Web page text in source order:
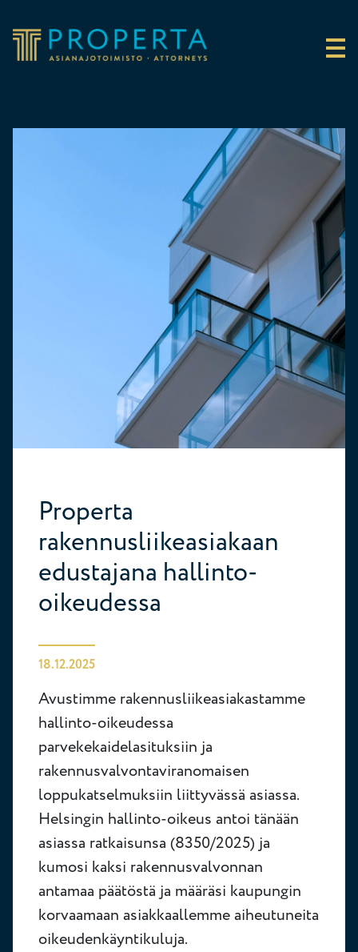
Properta
Properta
rakennusliikeasiakaan
edustajana hallinto-
oikeudessa
18.12.2025
Avustimme rakennusliikeasiakastamme
hallinto-oikeudessa
parvekekaidelasituksiin ja
rakennusvalvontaviranomaisen
loppukatselmuksiin liittyvässä asiassa.
Helsingin hallinto-oikeus antoi tänään
asiassa ratkaisunsa (8350/2025) ja
kumosi kaksi rakennusvalvonnan
antamaa päätöstä ja määräsi kaupungin
korvaamaan asiakkaallemme aiheutuneita
oikeudenkäyntikuluja.